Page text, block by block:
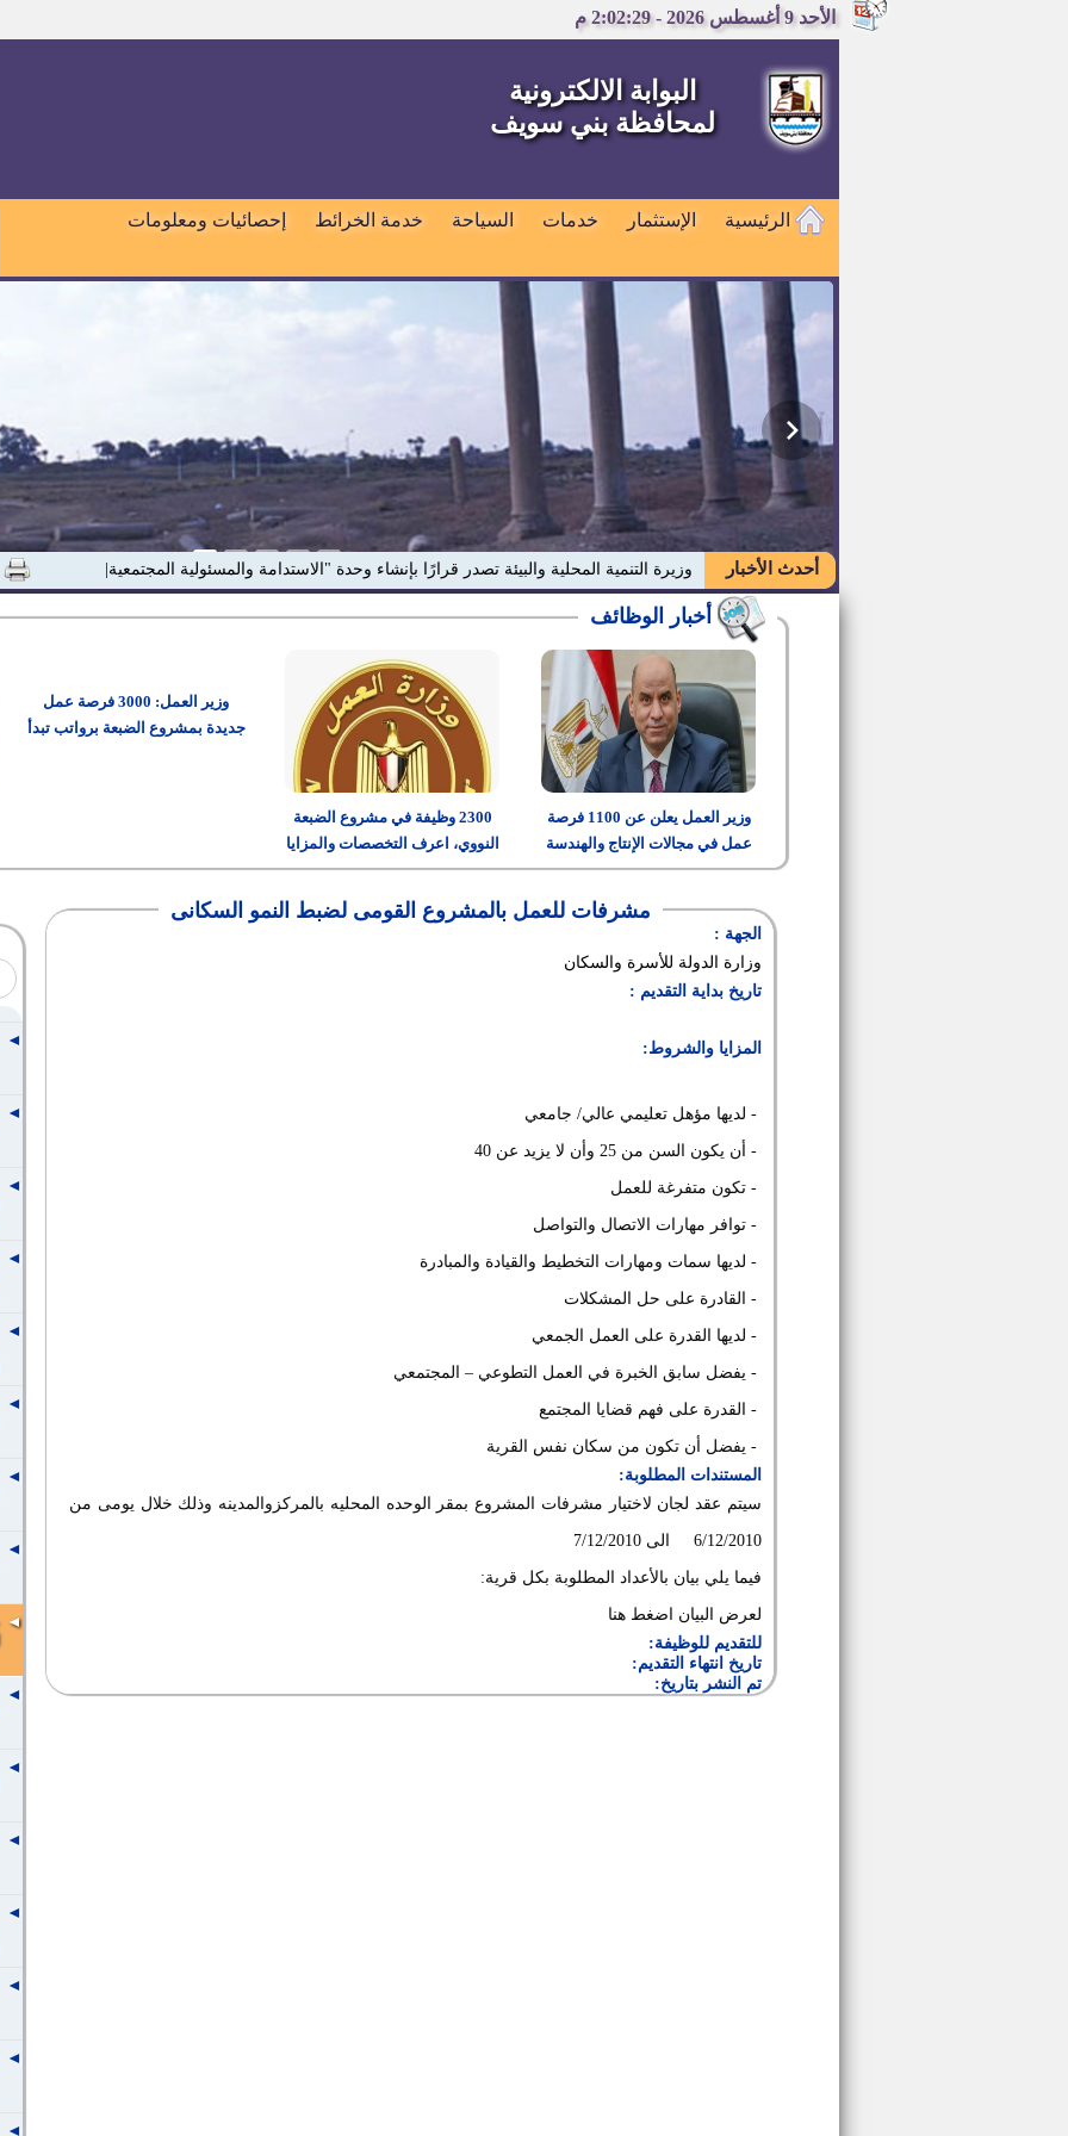
الأحد 9 أغسطس 2026 - 2:02:30 م
البوابة الالكترونية
لمحافظة بني سويف
الرئيسية الإستثمار خدمات السياحة خدمة الخرائط إحصائيات ومعلومات
أحدث الأخبار وزيرة التنمية المحلية والبيئة تصدر قرارًا بإنشاء وحدة "الاستدامة والمسئولية المجتمعية"
وزير العمل يعلن عن 1100 فرصة
عمل في مجالات الإنتاج والهندسة
والتشغيل
2300 وظيفة في مشروع الضبعة
النووي، اعرف التخصصات والمزايا
وطريقة التقديم
وزير العمل: 3000 فرصة عمل
جديدة بمشروع الضبعة برواتب تبدأ
مشرفات للعمل بالمشروع القومى لضبط النمو السكانى
الجهة :
وزارة الدولة للأسرة والسكان
تاريخ بداية التقديم :
المزايا والشروط:
- لديها مؤهل تعليمي عالي/ جامعي
- أن يكون السن من 25 وأن لا يزيد عن 40
- تكون متفرغة للعمل
- توافر مهارات الاتصال والتواصل
- لديها سمات ومهارات التخطيط والقيادة والمبادرة
- القادرة على حل المشكلات
- لديها القدرة على العمل الجمعي
- يفضل سابق الخبرة في العمل التطوعي – المجتمعي
- القدرة على فهم قضايا المجتمع
- يفضل أن تكون من سكان نفس القرية
المستندات المطلوبة:
سيتم عقد لجان لاختيار مشرفات المشروع بمقر الوحده المحليه بالمركزوالمدينه وذلك خلال يومى من
6/12/2010 الى 7/12/2010
فيما يلي بيان بالأعداد المطلوبة بكل قرية:
لعرض البيان
اضغط هنا
للتقديم للوظيفة:
تاريخ انتهاء التقديم:
تم النشر بتاريخ: